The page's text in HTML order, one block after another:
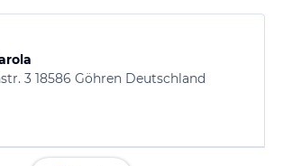
3 18586 Göhren Deutschland